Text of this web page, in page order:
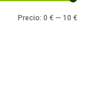
Precio
Precio
Precio:0 € —10 €